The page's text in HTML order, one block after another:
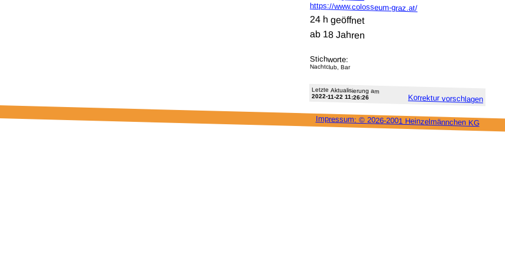
https://www.colosseum-graz.at/
24 h geöffnet
ab 18 Jahren
Stichworte:
Nachtclub, Bar
Letzte Aktu­alisie­rung am
2022-11-22 11:26:26 Korrektur vor­schlagen
Impressum: © 2026-2001 Heinzel­männchen KG